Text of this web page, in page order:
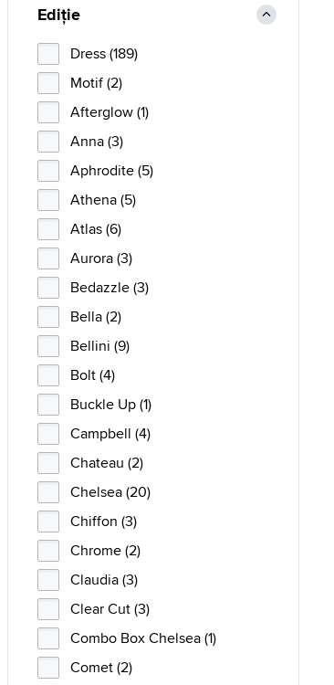
Ediție
Dress (189)
Motif (2)
Afterglow (1)
Anna (3)
Aphrodite (5)
Athena (5)
Atlas (6)
Aurora (3)
Bedazzle (3)
Bella (2)
Bellini (9)
Bolt (4)
Buckle Up (1)
Campbell (4)
Chateau (2)
Chelsea (20)
Chiffon (3)
Chrome (2)
Claudia (3)
Clear Cut (3)
Combo Box Chelsea (1)
Comet (2)